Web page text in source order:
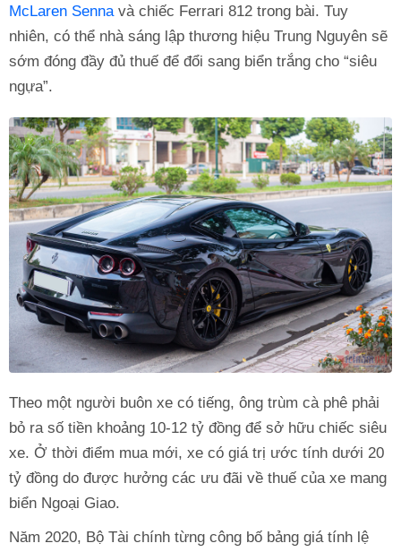
McLaren Senna và chiếc Ferrari 812 trong bài. Tuy
nhiên, có thể nhà sáng lập thương hiệu Trung Nguyên sẽ
sớm đóng đầy đủ thuế để đổi sang biển trắng cho “siêu
ngựa”.
Theo một người buôn xe có tiếng, ông trùm cà phê phải
bỏ ra số tiền khoảng 10-12 tỷ đồng để sở hữu chiếc siêu
xe. Ở thời điểm mua mới, xe có giá trị ước tính dưới 20
tỷ đồng do được hưởng các ưu đãi về thuế của xe mang
biển Ngoại Giao.
Năm 2020, Bộ Tài chính từng công bố bảng giá tính lệ